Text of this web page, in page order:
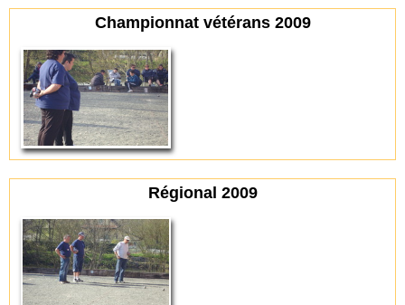
Championnat vétérans 2009
Régional 2009